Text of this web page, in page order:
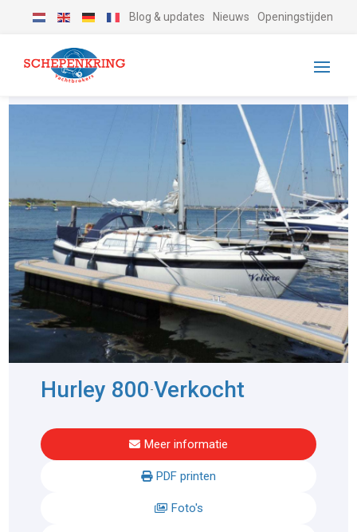
Blog & updates Nieuws Openingstijden
Hurley 800-Verkocht
Meer informatie
PDF printen
Foto's